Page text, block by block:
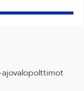
ajovalopolttimot